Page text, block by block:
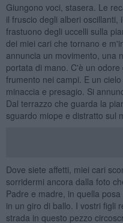
Giungono voci, stasera. Le
il fruscio degli alberi
frastuono degli uccelli sulla
dei miei cari che tornano e
annuncia un movimento, una
portata di mano. C'è un
frumento nei campi. E un
minaccia e presagio. Si
Dal terrazzo che guarda la
sguardo miope e distratto sul
Dove siete affetti, miei cari
sorridermi ancora dalla foto
Padre e madre, in quella
in un giro di ballo. I vostri figli
strada in questo pezzo